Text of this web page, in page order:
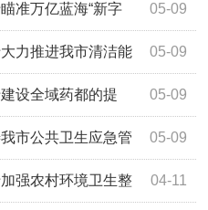
号）答复 05-09
准万亿蓝海“新字
提案》（第2... 05-09
力推进我市清洁能
号）答复 05-09
设全域药都的提
05-09
市公共卫生应急管
04-11
强农村环境卫生整